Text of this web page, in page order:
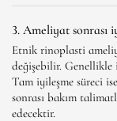
3. Ameliyat sonrası
Etnik rinoplasti
değişebilir. Genellikle
Tam iyileşme süreci
sonrası bakım
edecektir.